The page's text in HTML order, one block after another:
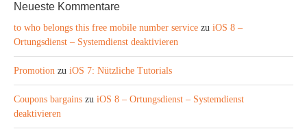
Neueste Kommentare
to who belongs this free mobile number service zu iOS 8 –
Ortungsdienst – Systemdienst deaktivieren
Promotion zu iOS 7: Nützliche Tutorials
Coupons bargains zu iOS 8 – Ortungsdienst – Systemdienst
deaktivieren